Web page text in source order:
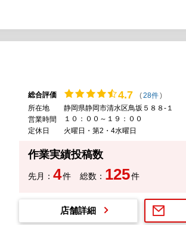
総合評価 4.7 (28件)
所在地
静岡県静岡市清水区鳥坂５８８-１
営業時間
１０：００～１９：００
定休日
火曜日・第2・4水曜日
作業実績投稿数
先月： 4件 総数： 125件
店舗詳細